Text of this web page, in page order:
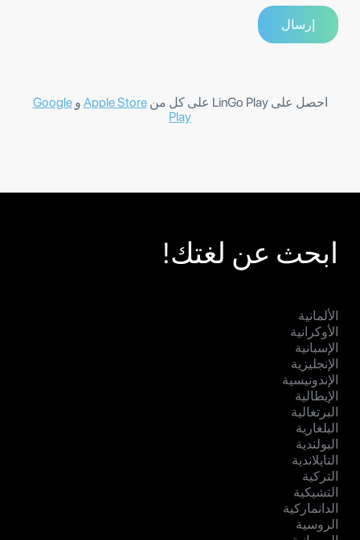
احصل على LinGo Play على كل من Apple Store وGoogle
Play
ابحث عن لغتك!
الألمانية
الأوكرانية
الإسبانية
الإنجليزية
الإندونيسية
الإيطالية
البرتغالية
البلغارية
البولندية
التايلاندية
التركية
التشيكية
الدانماركية
الروسية